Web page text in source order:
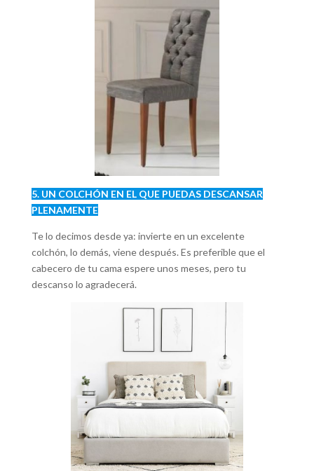
5. UN COLCHÓN EN EL QUE PUEDAS DESCANSAR
PLENAMENTE
Te lo decimos desde ya: invierte en un excelente
colchón, lo demás, viene después. Es preferible que el
cabecero de tu cama espere unos meses, pero tu
descanso lo agradecerá.